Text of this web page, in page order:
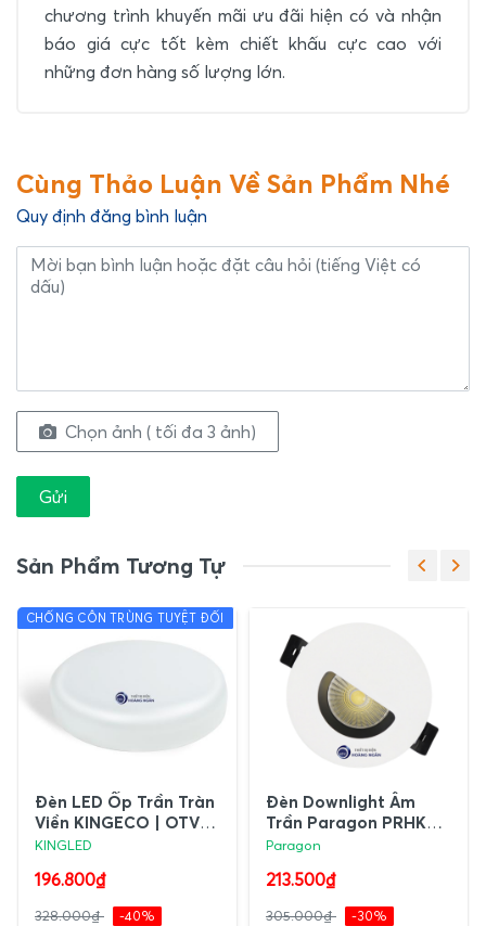
chương trình khuyến mãi ưu đãi hiện có và nhận
báo giá cực tốt kèm chiết khấu cực cao với
những đơn hàng số lượng lớn.
Cùng Thảo Luận Về Sản Phẩm Nhé
Quy định đăng bình luận
Chọn ảnh ( tối đa 3 ảnh)
Gửi
Sản Phẩm Tương Tự
CHỐNG CÔN TRÙNG TUYỆT ĐỐI
Đèn LED Ốp Trần Tràn
Viền KINGECO | OTV-
SS Series
KINGLED
196.800₫
328.000₫ -40%
Đèn Downlight Âm
Trần Paragon PRHK
Series
Paragon
213.500₫
305.000₫ -30%